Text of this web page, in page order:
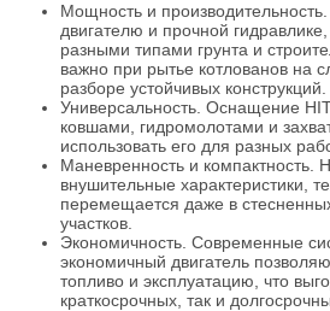
Мощность и
двигателю и прочной
разными типами грунта и
важно при рытье котлованов на
разборе устойчивых конструкций.
Универсальность. Оснащение
ковшами, гидромолотами и
использовать его для разных
Маневренность и компактность.
внушительные характеристики,
перемещается даже в
участков.
Экономичность. Современные
экономичный двигатель
топливо и эксплуатацию, что
краткосрочных, так и